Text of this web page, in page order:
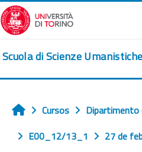
Salta al contenido principal
Scuola di Scienze Umanistiche
Inicio
Cursos Dipartimento
E00_12/13_1
27 de